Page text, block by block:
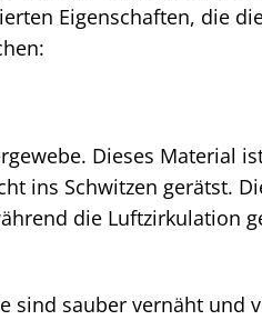
Eigenschaften, die
Dieses Material
ins Schwitzen gerätst.
die Luftzirkulation
sind sauber vernäht und